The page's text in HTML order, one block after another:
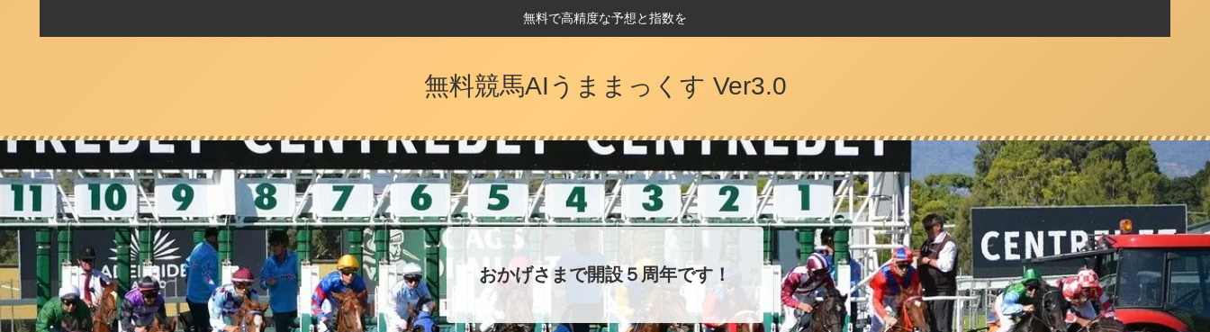
無料で高精度な予想と指数を
無料競馬AIうままっくす Ver3.0
おかげさまで開設５周年です！